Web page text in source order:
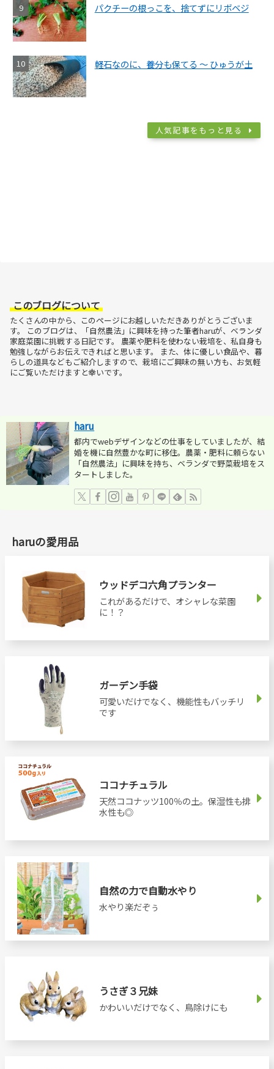
パクチーの根っこを、捨てずにリボベジ
軽石なのに、養分も保てる ～ ひゅうが土
人気記事をもっと見る
このブログについて
たくさんの中から、このページにお越しいただきありがとうございま
す。
このブログは、「自然農法」に興味を持った筆者haruが、ベランダ
家庭菜園に挑戦する日記です。
農薬や肥料を使わない栽培を、私自身も
勉強しながらお伝えできればと思います。
また、体に優しい食品や、暮
らしの道具などもご紹介しますので、栽培にご興味の無い方も、お気軽
にご覧いただけますと幸いです。
haru
都内でwebデザインなどの仕事をしていましたが、結
婚を機に自然豊かな町に移住。農薬・肥料に頼らない
「自然農法」に興味を持ち、ベランダで野菜栽培をス
タートしました。
haruの愛用品
ウッドデコ六角プランター
これがあるだけで、オシャレな菜園
に！？
ガーデン手袋
可愛いだけでなく、機能性もバッチリ
です
ココナチュラル
天然ココナッツ100％の土。保湿性も排
水性も◎
自然の力で自動水やり
水やり楽だぞぅ
うさぎ３兄妹
かわいいだけでなく、鳥除けにも